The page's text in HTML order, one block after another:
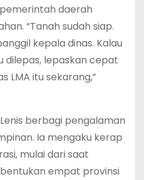
daerah
“Tanah sudah siap.
kepala dinas. Kalau
dilepas, lepaskan cepat
LMA itu sekarang,”
berbagi pengalaman
Ia mengaku kerap
mulai dari saat
empat provinsi